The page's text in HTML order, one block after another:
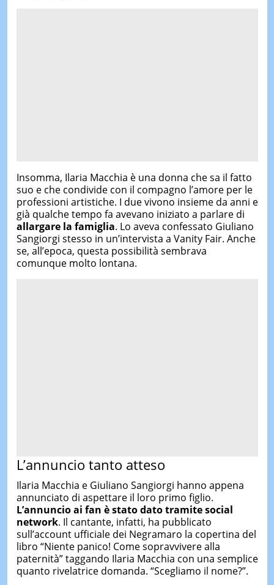
Insomma, Ilaria Macchia è una donna che sa il fatto
suo e che condivide con il compagno l’amore per le
professioni artistiche. I due vivono insieme da anni e
già qualche tempo fa avevano iniziato a parlare di
allargare la famiglia. Lo aveva confessato Giuliano
Sangiorgi stesso in un’intervista a Vanity Fair. Anche
se, all’epoca, questa possibilità sembrava
comunque molto lontana.
L’annuncio tanto atteso
Ilaria Macchia e Giuliano Sangiorgi hanno appena
annunciato di aspettare il loro primo figlio.
L’annuncio ai fan è stato dato tramite social
network. Il cantante, infatti, ha pubblicato
sull’account ufficiale dei Negramaro la copertina del
libro “Niente panico! Come sopravvivere alla
paternità” taggando Ilaria Macchia con una semplice
quanto rivelatrice domanda. “Scegliamo il nome?”.